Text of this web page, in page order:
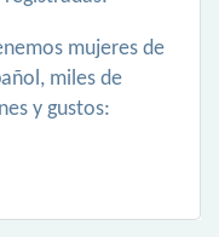
mujeres de
miles de
y gustos: